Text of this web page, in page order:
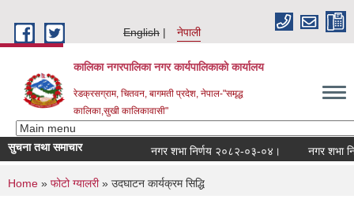
English
नेपाली
कालिका नगरपालिका नगर कार्यपालिकाकाे कार्यालय
रेडक्रसग्राम, चितवन, बागमती प्रदेश, नेपाल-"समृद्ध
कालिका,सुखी कालिकावासी"
सुचना तथा समाचार नगर शभा निर्णय २०८२-०३-०४। नगर शभा
You are here
Home » फोटो ग्यालरी» उदघाटन कार्यक्रम सिद्धि